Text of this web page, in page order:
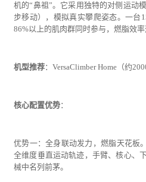
机的“鼻祖”。它采用独特的对侧运动
步移动），模拟真实攀爬姿态。一台
86%以上的肌肉群同时参与，燃脂效率
机型推荐：VersaClimber Home（约
核心配置优势：
优势一：全身联动发力，燃脂天花板
全维度垂直运动轨迹，手臂、核心、
械中名列前茅。